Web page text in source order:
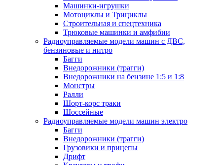
Машинки-игрушки
Мотоциклы и Трициклы
Строительная и спецтехника
Трюковые машинки и амфибии
Радиоуправляемые модели машин с ДВС,
бензиновые и нитро
Багги
Внедорожники (трагги)
Внедорожники на бензине 1:5 и 1:8
Монстры
Ралли
Шорт-корс траки
Шоссейные
Радиоуправляемые модели машин электро
Багги
Внедорожники (трагги)
Грузовики и прицепы
Дрифт